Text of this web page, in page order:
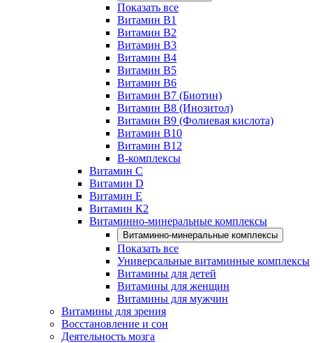
Показать все
Витамин B1
Витамин B2
Витамин B3
Витамин B4
Витамин B5
Витамин B6
Витамин B7 (Биотин)
Витамин B8 (Инозитол)
Витамин B9 (Фолиевая кислота)
Витамин B10
Витамин B12
B-комплексы
Витамин C
Витамин D
Витамин E
Витамин К2
Витаминно-минеральные комплексы
Витаминно-минеральные комплексы
Показать все
Универсальные витаминные комплексы
Витамины для детей
Витамины для женщин
Витамины для мужчин
Витамины для зрения
Восстановление и сон
Деятельность мозга